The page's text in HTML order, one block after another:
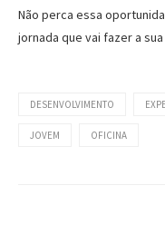
Não perca essa
jornada que vai fazer a
DESENVOLVIMENTO
JOVEM OFICINA